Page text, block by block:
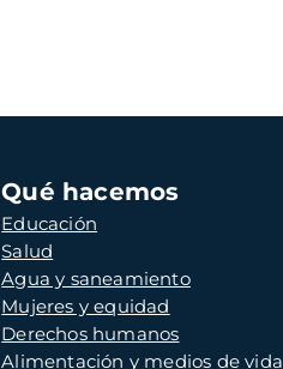
Qué hacemos
Educación
Salud
Agua y saneamiento
Mujeres y equidad
Derechos humanos
Alimentación y medios de vida